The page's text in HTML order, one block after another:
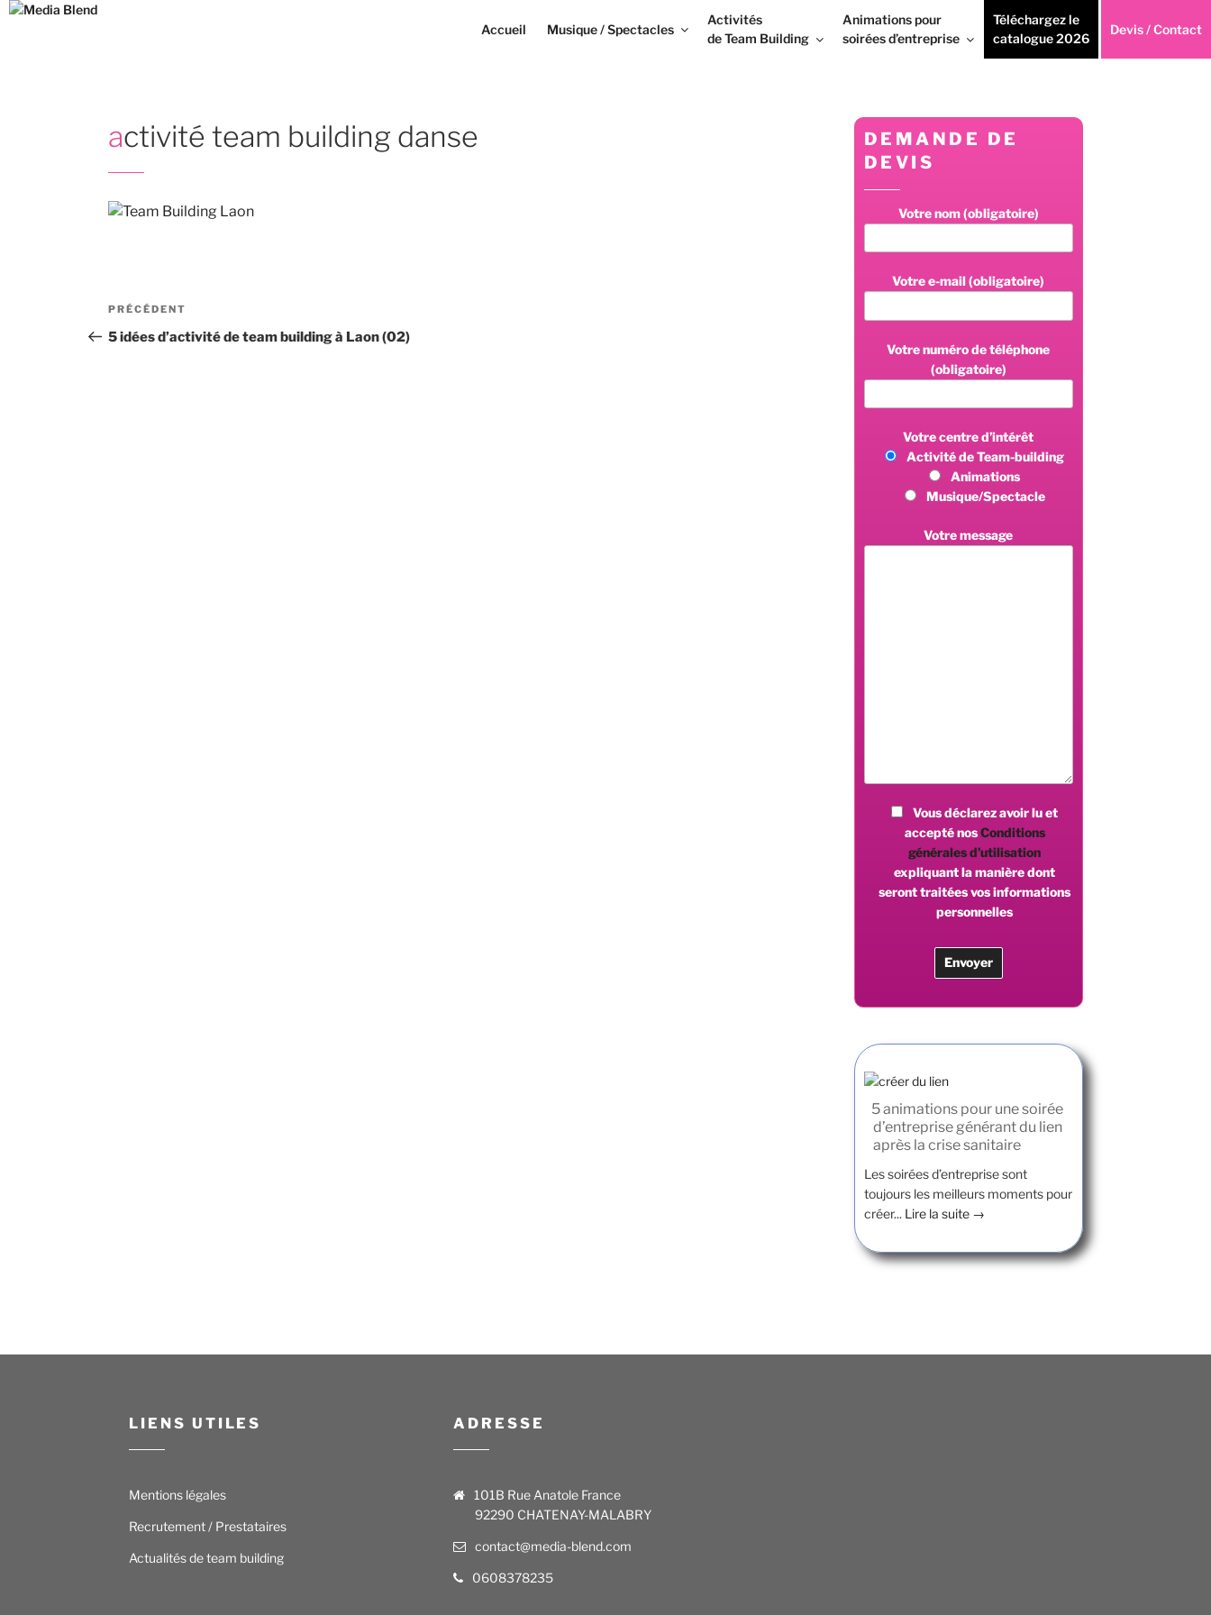
Aller
Accueil Musique / Spectacles
Activités
de Team Building
Animations pour
soirées d’entreprise
Téléchargez le
catalogue 2026
Devis / Contact
activité team building danse
Navigation
de
Article
précédent
PRÉCÉDENT
5 idées d’activité de team building à Laon (02)
DEMANDE DE
DEVIS
Votre nom (obligatoire)
Votre e-mail (obligatoire)
Votre numéro de téléphone
(obligatoire)
Votre centre d’intérêt
Activité de Team-building
Animations
Musique/Spectacle
Votre message
Vous déclarez avoir lu et
accepté nosConditions
générales d’utilisation
expliquant la manière dont
seront traitées vos informations
personnelles
5 animations pour une soirée
d’entreprise générant du lien
après la crise sanitaire
Les soirées d’entreprise sont
toujours les meilleurs moments pour
créer... Lire la suite →
LIENS UTILES
Mentions légales
Recrutement / Prestataires
Actualités de team building
ADRESSE
101B Rue Anatole France
92290 CHATENAY-MALABRY
contact@media-blend.com
0608378235